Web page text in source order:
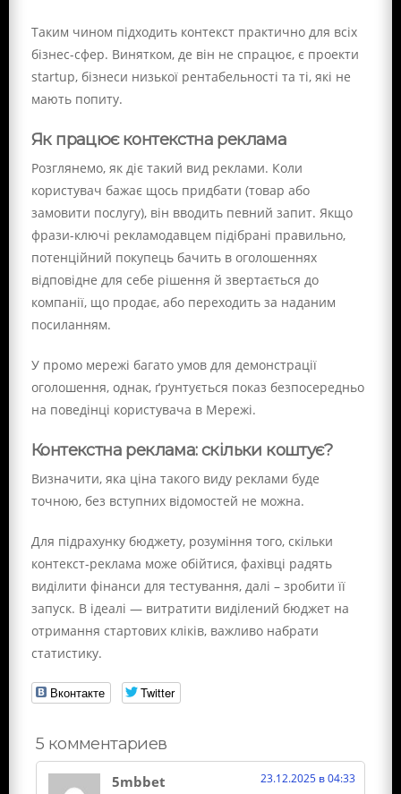
Таким чином підходить контекст практично для всіх
бізнес-сфер. Винятком, де він не спрацює, є проекти
startup, бізнеси низької рентабельності та ті, які не
мають попиту.
Як працює контекстна реклама
Розглянемо, як діє такий вид реклами. Коли
користувач бажає щось придбати (товар або
замовити послугу), він вводить певний запит. Якщо
фрази-ключі рекламодавцем підібрані правильно,
потенційний покупець бачить в оголошеннях
відповідне для себе рішення й звертається до
компанії, що продає, або переходить за наданим
посиланням.
У промо мережі багато умов для демонстрації
оголошення, однак, ґрунтується показ безпосередньо
на поведінці користувача в Мережі.
Контекстна реклама: скільки коштує?
Визначити, яка ціна такого виду реклами буде
точною, без вступних відомостей не можна.
Для підрахунку бюджету, розуміння того, скільки
контекст-реклама може обійтися, фахівці радять
виділити фінанси для тестування, далі – зробити її
запуск. В ідеалі — витратити виділений бюджет на
отримання стартових кліків, важливо набрати
статистику.
Вконтакте Twitter
5 комментариев
5mbbet 23.12.2025 в 04:33